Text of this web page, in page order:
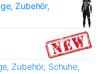
Zubehör,
Zubehör, Schuhe,